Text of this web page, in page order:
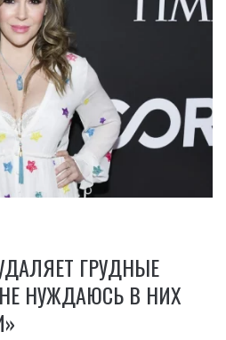
ГРУДНЫЕ
НУЖДАЮСЬ В НИХ